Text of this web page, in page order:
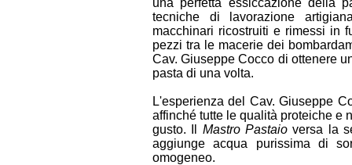
una perfetta essiccazione della
tecniche di lavorazione
macchinari ricostruiti e rimessi in
pezzi tra le macerie dei
Cav. Giuseppe Cocco di ottenere
pasta di una volta.
L'esperienza del Cav. Giuseppe
affinché tutte le qualità proteiche e
gusto. Il Mastro Pastaio versa la
aggiunge acqua purissima di
omogeneo.